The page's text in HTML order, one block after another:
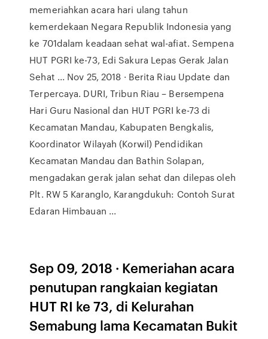
memeriahkan acara hari ulang tahun
kemerdekaan Negara Republik Indonesia yang
ke 701dalam keadaan sehat wal-afiat. Sempena
HUT PGRI ke-73, Edi Sakura Lepas Gerak Jalan
Sehat ... Nov 25, 2018 · Berita Riau Update dan
Terpercaya. DURI, Tribun Riau – Bersempena
Hari Guru Nasional dan HUT PGRI ke-73 di
Kecamatan Mandau, Kabupaten Bengkalis,
Koordinator Wilayah (Korwil) Pendidikan
Kecamatan Mandau dan Bathin Solapan,
mengadakan gerak jalan sehat dan dilepas oleh
Plt. RW 5 Karanglo, Karangdukuh: Contoh Surat
Edaran Himbauan ...
Sep 09, 2018 · Kemeriahan acara
penutupan rangkaian kegiatan
HUT RI ke 73, di Kelurahan
Semabung lama Kecamatan Bukit